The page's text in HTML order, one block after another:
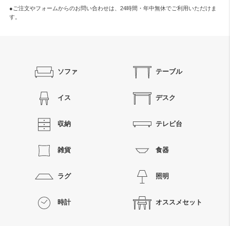
●ご注文やフォームからのお問い合わせは、 24時間・年中無休でご利用いただけま
す。
ソファ テーブル
イス デスク
収納 テレビ台
雑貨 食器
ラグ 照明
時計 オススメセット